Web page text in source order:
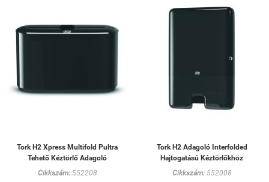
Tork H2 Xpress Multifold Pultra
Tehető Kéztörlő Adagoló
Cikkszám:552208
Tork H2 Adagoló Interfolded
Hajtogatású Kéztörlőkhöz
Cikkszám:552008